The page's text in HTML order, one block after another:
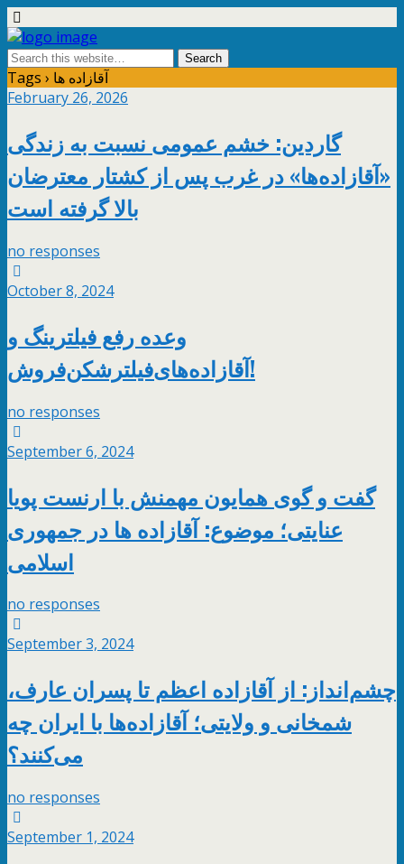
Tags › آقازاده ها
February 26, 2026
گاردین: خشم عمومی نسبت به زندگی
«آقازاده‌ها» در غرب پس از کشتار معترضان
بالا گرفته است
no responses
October 8, 2024
وعده رفع فیلترینگ و
آقازاده‌های‌فیلترشکن‌فروش!
no responses
September 6, 2024
گفت و گوی همایون مهمنش با ارنست پویا
عنایتی؛ موضوع: آقازاده ها در جمهوری
اسلامی
no responses
September 3, 2024
چشم‌انداز: از آقازاده اعظم تا پسران عارف،
شمخانی و ولایتی؛ آقازاده‌ها با ایران چه
می‌کنند؟
no responses
September 1, 2024